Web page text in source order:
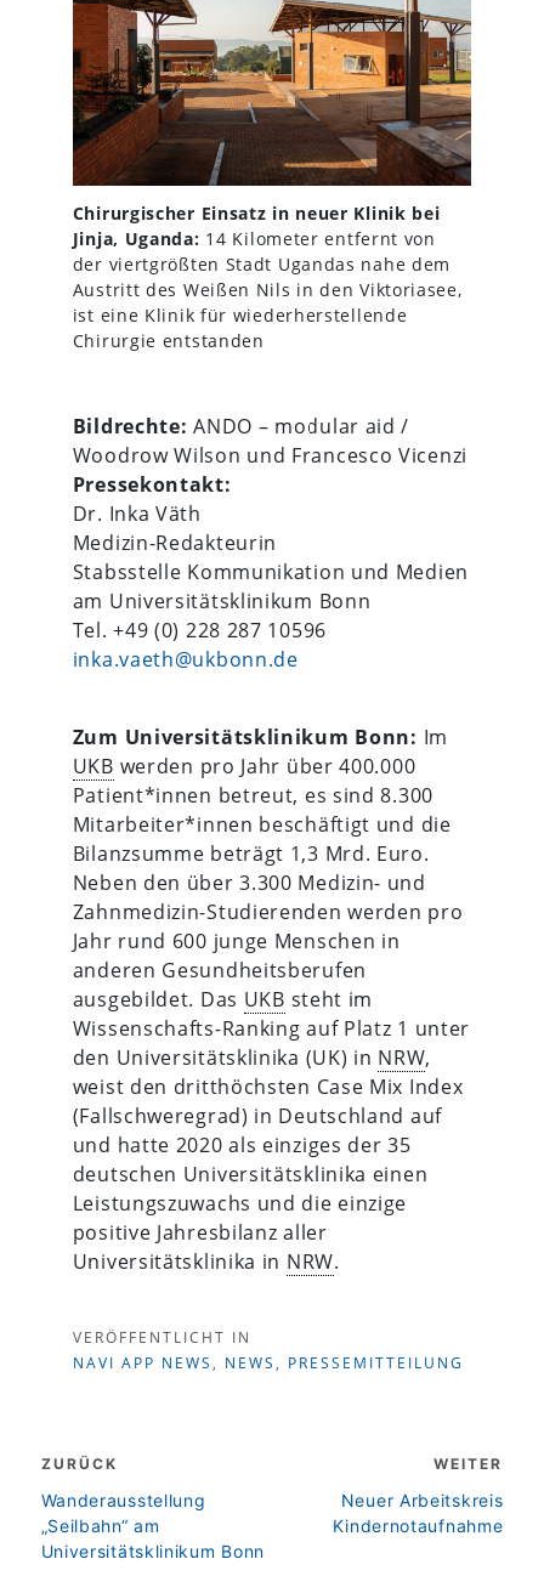
Chirurgischer Einsatz in neuer Klinik bei
Jinja, Uganda: 14 Kilometer entfernt von
der viertgrößten Stadt Ugandas nahe dem
Austritt des Weißen Nils in den Viktoriasee,
ist eine Klinik für wiederherstellende
Chirurgie entstanden
Bildrechte: ANDO – modular aid /
Woodrow Wilson und Francesco Vicenzi
Pressekontakt:
Dr. Inka Väth
Medizin-Redakteurin
Stabsstelle Kommunikation und Medien
am Universitätsklinikum Bonn
Tel. +49 (0) 228 287 10596
inka.vaeth@ukbonn.de
Zum Universitätsklinikum Bonn: Im
UKB werden pro Jahr über 400.000
Patient*innen betreut, es sind 8.300
Mitarbeiter*innen beschäftigt und die
Bilanzsumme beträgt 1,3 Mrd. Euro.
Neben den über 3.300 Medizin- und
Zahnmedizin-Studierenden werden pro
Jahr rund 600 junge Menschen in
anderen Gesundheitsberufen
ausgebildet. Das UKB steht im
Wissenschafts-Ranking auf Platz 1 unter
den Universitätsklinika (UK) in NRW,
weist den dritthöchsten Case Mix Index
(Fallschweregrad) in Deutschland auf
und hatte 2020 als einziges der 35
deutschen Universitätsklinika einen
Leistungszuwachs und die einzige
positive Jahresbilanz aller
Universitätsklinika in NRW.
VERÖFFENTLICHT IN
NAVI APP NEWS , NEWS , PRESSEMITTEILUNG
ZURÜCK
zurück
Wanderausstellung
„Seilbahn“ am
Universitätsklinikum Bonn
WEITER
weiter
Neuer Arbeitskreis
Kindernotaufnahme